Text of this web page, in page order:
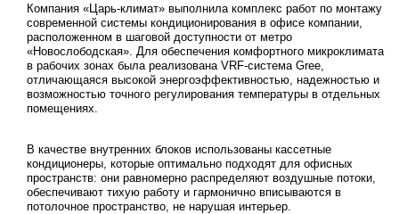
Компания «Царь-климат» выполнила комплекс работ по монтажу
современной системы кондиционирования в офисе компании,
расположенном в шаговой доступности от метро
«Новослободская». Для обеспечения комфортного микроклимата
в рабочих зонах была реализована VRF-система Gree,
отличающаяся высокой энергоэффективностью, надежностью и
возможностью точного регулирования температуры в отдельных
помещениях.
В качестве внутренних блоков использованы кассетные
кондиционеры, которые оптимально подходят для офисных
пространств: они равномерно распределяют воздушные потоки,
обеспечивают тихую работу и гармонично вписываются в
потолочное пространство, не нарушая интерьер.